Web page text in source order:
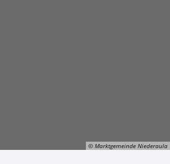
© Marktgemeinde Niederaula